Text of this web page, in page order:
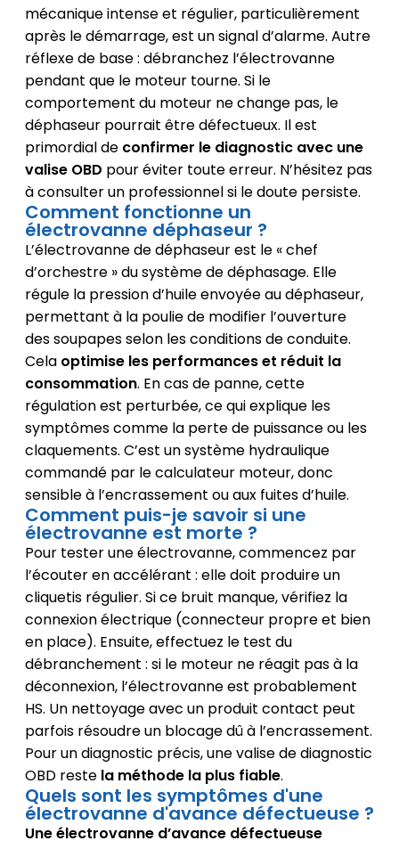
mécanique intense et régulier, particulièrement
après le démarrage, est un signal d’alarme. Autre
réflexe de base : débranchez l’électrovanne
pendant que le moteur tourne. Si le
comportement du moteur ne change pas, le
déphaseur pourrait être défectueux. Il est
primordial de confirmer le diagnostic avec une
valise OBD pour éviter toute erreur. N’hésitez pas
à consulter un professionnel si le doute persiste.
Comment fonctionne un
électrovanne déphaseur ?
L’électrovanne de déphaseur est le « chef
d’orchestre » du système de déphasage. Elle
régule la pression d’huile envoyée au déphaseur,
permettant à la poulie de modifier l’ouverture
des soupapes selon les conditions de conduite.
Cela optimise les performances et réduit la
consommation. En cas de panne, cette
régulation est perturbée, ce qui explique les
symptômes comme la perte de puissance ou les
claquements. C’est un système hydraulique
commandé par le calculateur moteur, donc
sensible à l’encrassement ou aux fuites d’huile.
Comment puis-je savoir si une
électrovanne est morte ?
Pour tester une électrovanne, commencez par
l’écouter en accélérant : elle doit produire un
cliquetis régulier. Si ce bruit manque, vérifiez la
connexion électrique (connecteur propre et bien
en place). Ensuite, effectuez le test du
débranchement : si le moteur ne réagit pas à la
déconnexion, l’électrovanne est probablement
HS. Un nettoyage avec un produit contact peut
parfois résoudre un blocage dû à l’encrassement.
Pour un diagnostic précis, une valise de diagnostic
OBD reste la méthode la plus fiable.
Quels sont les symptômes d'une
électrovanne d'avance défectueuse ?
Une électrovanne d’avance défectueuse